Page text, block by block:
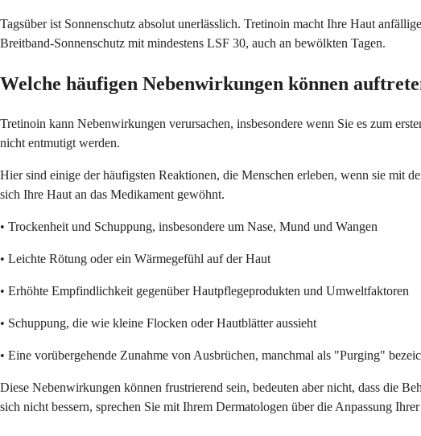
Tagsüber ist Sonnenschutz absolut unerlässlich. Tretinoin macht Ihre Haut
Breitband-Sonnenschutz mit mindestens LSF 30, auch an bewölkten Tagen.
Welche häufigen Nebenwirkungen können
Tretinoin kann Nebenwirkungen verursachen, insbesondere wenn Sie es zum
nicht entmutigt werden.
Hier sind einige der häufigsten Reaktionen, die Menschen erleben, wenn sie mit
sich Ihre Haut an das Medikament gewöhnt.
• Trockenheit und Schuppung, insbesondere um Nase, Mund und Wangen
• Leichte Rötung oder ein Wärmegefühl auf der Haut
• Erhöhte Empfindlichkeit gegenüber Hautpflegeprodukten und Umweltfaktoren
• Schuppung, die wie kleine Flocken oder Hautblätter aussieht
• Eine vorübergehende Zunahme von Ausbrüchen, manchmal als "Purging"
Diese Nebenwirkungen können frustrierend sein, bedeuten aber nicht, dass die
sich nicht bessern, sprechen Sie mit Ihrem Dermatologen über die Anpassung